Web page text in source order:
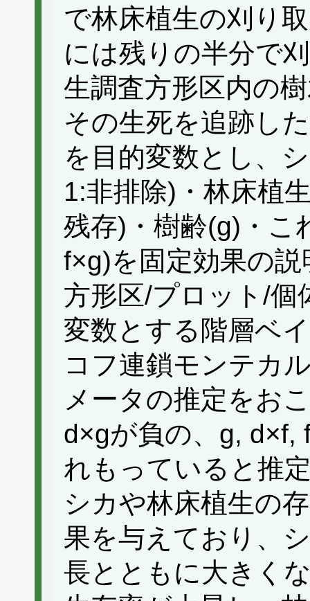
で林床植生の刈り
には残りの半分で
生調査方形区内の
その生死を追跡し
を目的変数とし、
1:非排除)・林床植
残存)・樹齢(g)・こ
f×g)を固定効果の
方形区/プロット/個
変数とする階層ベ
コフ連鎖モンテカ
メータの推定をお
d×gが負の、g, d×f,
れもっていると推
シカや林床植生の
果を与えており、
長とともに大きく